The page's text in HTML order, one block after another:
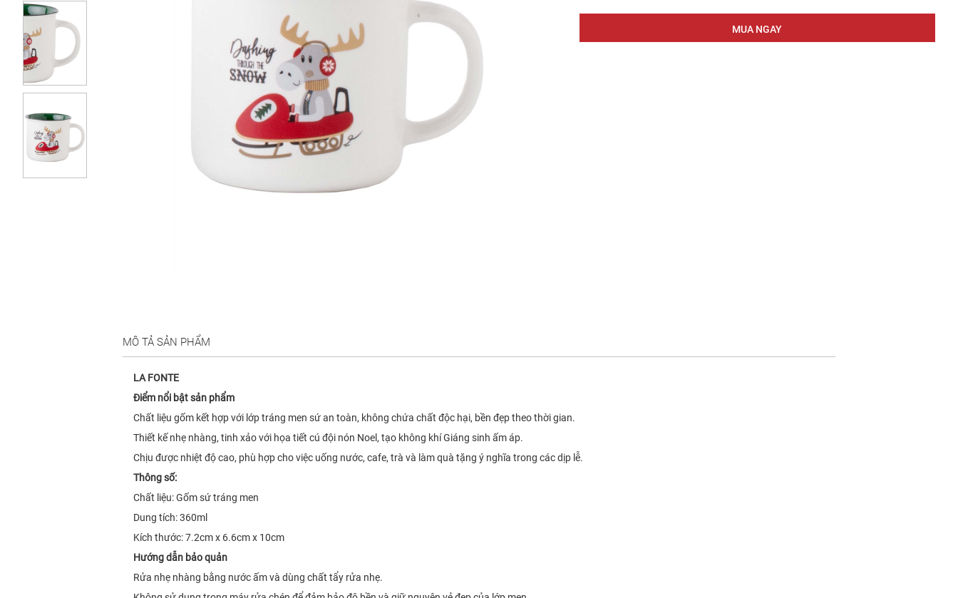
MÔ TẢ SẢN PHẨM
LA FONTE
Điểm nổi bật sản phẩm
Chất liệu gốm kết hợp với lớp tráng men sứ an toàn, không chứa chất độc hại, bền đẹp theo thời gian.
Thiết kế nhẹ nhàng, tinh xảo với họa tiết cú đội nón Noel, tạo không khí Giáng sinh ấm áp.
Chịu được nhiệt độ cao, phù hợp cho việc uống nước, cafe, trà và làm quà tặng ý nghĩa trong các dịp lễ.
Thông số:
Chất liệu: Gốm sứ tráng men
Dung tích: 360ml
Kích thước: 7.2cm x 6.6cm x 10cm
Hướng dẫn bảo quản
Rửa nhẹ nhàng bằng nước ấm và dùng chất tẩy rửa nhẹ.